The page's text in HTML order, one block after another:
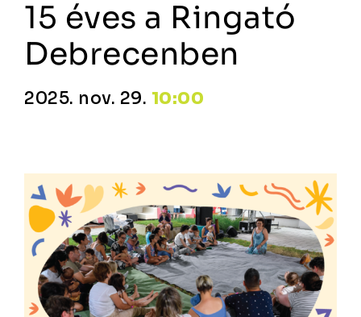
15 éves a Ringató
Debrecenben
2025. nov. 29. 10:00